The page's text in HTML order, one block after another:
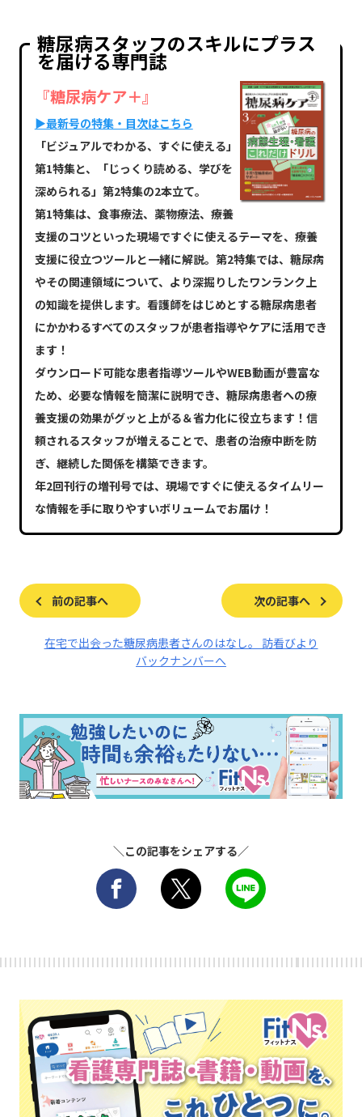
糖尿病スタッフのスキルにプラス
を届ける専門誌
『糖尿病ケア＋』
▶最新号の特集・目次はこちら
「ビジュアルでわかる、すぐに使える」
第1特集と、「じっくり読める、学びを
深められる」第2特集の2本立て。
第1特集は、食事療法、薬物療法、療養
支援のコツといった現場ですぐに使えるテーマを、療養
支援に役立つツールと一緒に解説。第2特集では、糖尿病
やその関連領域について、より深掘りしたワンランク上
の知識を提供します。看護師をはじめとする糖尿病患者
にかかわるすべてのスタッフが患者指導やケアに活用でき
ます！
ダウンロード可能な患者指導ツールやWEB動画が豊富な
ため、必要な情報を簡潔に説明でき、糖尿病患者への療
養支援の効果がグッと上がる＆省力化に役立ちます！信
頼されるスタッフが増えることで、患者の治療中断を防
ぎ、継続した関係を構築できます。
年2回刊行の増刊号では、現場ですぐに使えるタイムリー
な情報を手に取りやすいボリュームでお届け！
前の記事へ 次の記事へ
在宅で出会った糖尿病患者さんのはなし。 訪看びより
バックナンバーへ
＼この記事をシェアする／